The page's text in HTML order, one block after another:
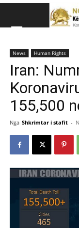
Këshillit
News Human Rights
Iran:
155,500
Nga Shkrimtar i stafit -